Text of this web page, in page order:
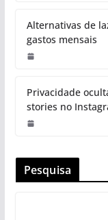
Alternativas de
gastos mensais
Privacidade
stories no
Pesquisa